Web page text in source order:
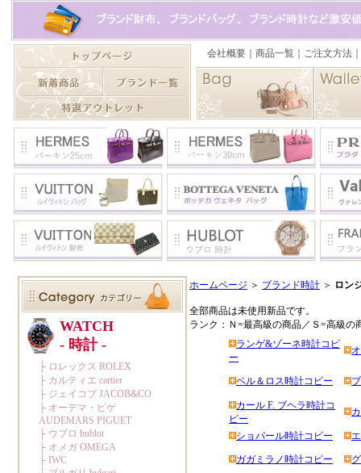
ホームページ ＞ ブランド時計 ＞ ロン
全部商品は未使用新品です。
ランク：Ｎ=最高級の商品／Ｓ=高級の
ランゲ&ゾーネ時計コピ
ー
ベル＆ロス時計コピー
カール F. ブヘラ時計コ
ピー
ショパール時計コピー
ガガミラノ時計コピー